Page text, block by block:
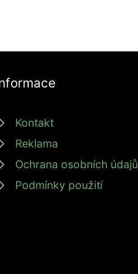
Kontakt
Reklama
Ochrana osobních údajů
Podmínky použití